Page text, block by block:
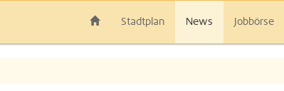
Stadtplan News Jobbörse